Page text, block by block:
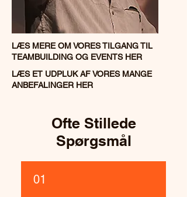
LÆS MERE OM VORES TILGANG TIL
TEAMBUILDING OG EVENTS HER
LÆS ET UDPLUK AF VORES MANGE
ANBEFALINGER HER
Ofte Stillede
Spørgsmål
01